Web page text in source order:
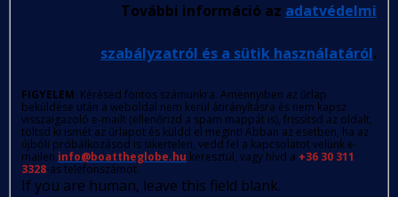
További információ az adatvédelmi
szabályzatról és a sütik használatáról.
FIGYELEM: Kérésed fontos számunkra. Amennyiben az űrlap
beküldése után a weboldal nem kerül átirányításra és nem kapsz
visszaigazoló e-mailt (ellenőrizd a spam mappát is), frissítsd az oldalt,
töltsd ki ismét az űrlapot és küldd el megint! Abban az esetben, ha az
újbóli próbálkozásod is sikertelen, vedd fel a kapcsolatot velünk e-
mailen info@boattheglobe.hu keresztül, vagy hívd a +36 30 311
3328-as telefonszámot.
If you are human, leave this field blank.